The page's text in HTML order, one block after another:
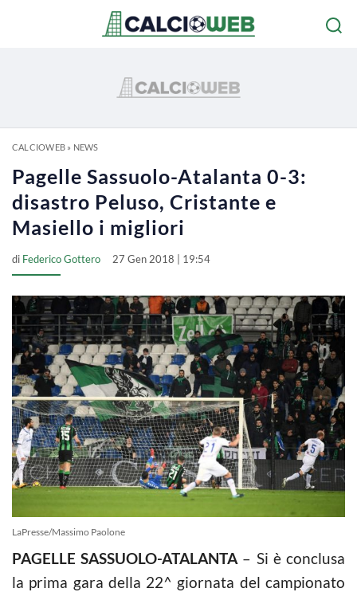
CALCIOWEB» NEWS
Pagelle Sassuolo-Atalanta 0-3:
disastro Peluso, Cristante e
Masiello i migliori
di Federico Gottero 27 Gen 2018 | 19:54
LaPresse/Massimo Paolone
PAGELLE SASSUOLO-ATALANTA – Si è conclusa
la prima gara della 22^ giornata del campionato